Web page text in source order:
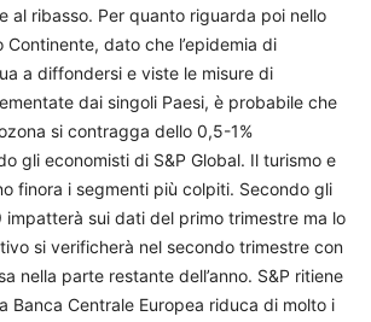
al ribasso. Per quanto riguarda poi nello
Continente, dato che l’epidemia di
a diffondersi e viste le misure di
dai singoli Paesi, è probabile che
si contragga dello 0,5-1%
gli economisti di S&P Global. Il turismo e
finora i segmenti più colpiti. Secondo gli
impatterà sui dati del primo trimestre ma lo
si verificherà nel secondo trimestre con
nella parte restante dell’anno. S&P ritiene
Banca Centrale Europea riduca di molto i